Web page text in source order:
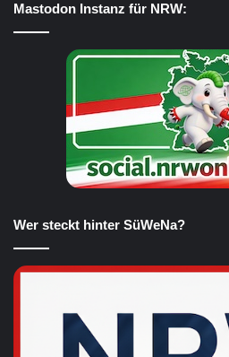
Mastodon Instanz für NRW:
Wer steckt hinter SüWeNa?